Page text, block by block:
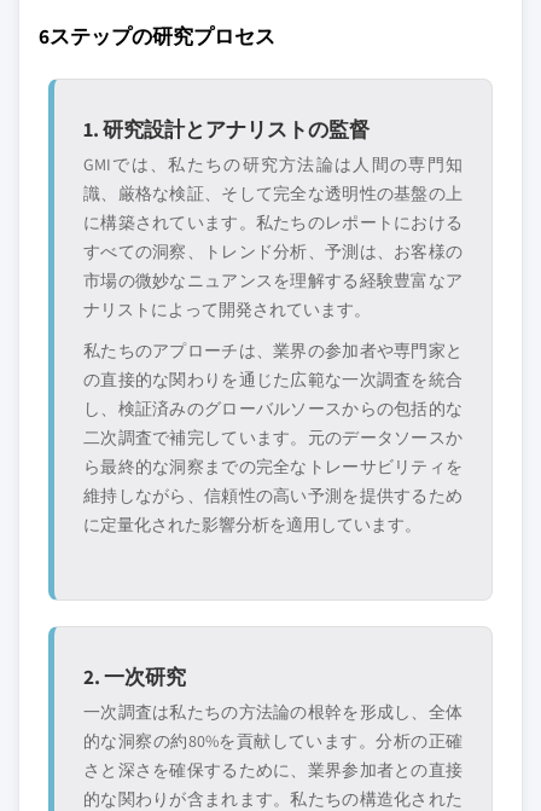
7.5.4 エジプト
7.5.7 クウェート
7.5.8 オマーン
7.6 ラテンアメリカ
7.6.1 ブラジル
7.6.2 ペルー
7.6.3 アルゼンチン
当社の市場収益計算は、個別にプロファイル
ムアップ手法を採用しています。プロファイ
ルセクションは戦略的に重要なプレイヤーに
焦点を当てており、市場規模の範囲を定義す
るものではありません。
競合環境には以下も含まれる可能性があります
グローバルトップ
層に属さない地
域・国内限定のリ
ーダー企業
市場アクセスを支
配する販売代理店
やチャネルパート
ナー
新興の破壊的企
業、スタートアッ
プ、または隣接業
界からの参入者
特定の用途やエン
ドユースに特化し
たニッチプレイヤ
ー
せた洞察を入手してください。
カスタマイズを依頼する →
6ステップの研究プロセス
1. 研究設計とアナリストの監督
GMIでは、私たちの研究方法論は人間の専門知
識、厳格な検証、そして完全な透明性の基盤の上
に構築されています。私たちのレポートにおける
すべての洞察、トレンド分析、予測は、お客様の
市場の微妙なニュアンスを理解する経験豊富なア
ナリストによって開発されています。
私たちのアプローチは、業界の参加者や専門家と
の直接的な関わりを通じた広範な一次調査を統合
し、検証済みのグローバルソースからの包括的な
二次調査で補完しています。元のデータソースか
ら最終的な洞察までの完全なトレーサビリティを
維持しながら、信頼性の高い予測を提供するため
に定量化された影響分析を適用しています。
2. 一次研究
一次調査は私たちの方法論の根幹を形成し、全体
的な洞察の約80%を貢献しています。分析の正確
さと深さを確保するために、業界参加者との直接
的な関わりが含まれます。私たちの構造化された